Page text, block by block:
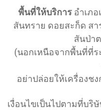
พื้นที่ให้บริการ อำเภ
สันทราย ดอยสะก็ด ส
สันป่า
(นอกเหนือจากพื้นที่ที่ร
อย่าปล่อยให้เครื่องช
เงื่อนไขเป็นไปตามที่บริ